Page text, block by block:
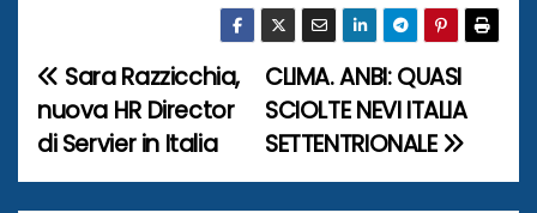
N
a
v
CLIMA. ANBI: QUASI
SCIOLTE NEVI ITALIA
SETTENTRIONALE
Sara Razzicchia,
nuova HR Director
di Servier in Italia